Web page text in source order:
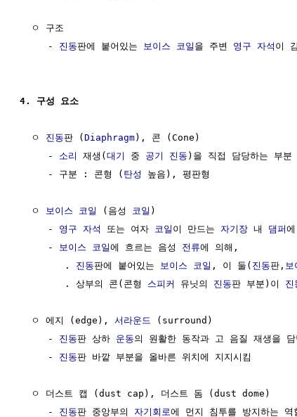
  ㅇ 구조
     -
진동판에 붙어있는 보이스 코일 을 주변 영구 자석 이
4. 구성 요소
  ㅇ
진동판 (Diaphragm), 콘 (Cone)
     -
소리 재생(대기 중 공기 진동 )을 직접 담당하는 부분
     - 구분 : 콘형 (
탄성 높음), 평판형
  ㅇ
보이스 코일 (음성 코일 )
     -
영구 자석 또는 여자 코일 이 만드는 자기장 내 댐퍼
     -
보이스 코일에 흐르는 음성 전류에 의해,
        .
진동판에 붙어있는 보이스 코일 , 이 둘( 진동판,
        . 상부의 콘(콘형
스피커 유닛의 진동판 부분)이 진
  ㅇ 에지 (edge),
서라운드
(surround)
     -
진동판 상하 운동의 원활한 동작과 고 음질 재생을 담
     -
진동판 바깥 부분을 올바른 위치에 지지시킴
  ㅇ 더스트 캡 (dust cap), 더스트 돔 (dust dome)
     -
진동판 중앙부의 자기회로